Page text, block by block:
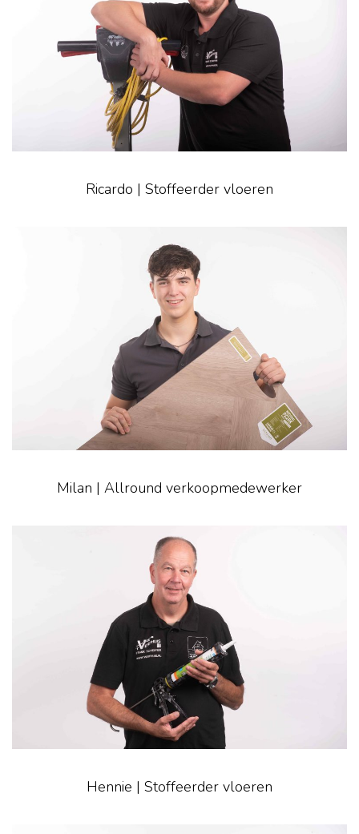
Ricardo | Stoffeerder vloeren
Milan | Allround verkoopmedewerker
Hennie | Stoffeerder vloeren